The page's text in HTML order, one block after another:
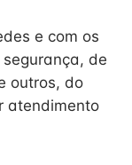
e com os
de
outros, do
atendimento